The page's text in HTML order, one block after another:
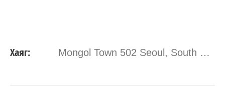
Хаяг: Mongol Town 502 Seoul, South Korea